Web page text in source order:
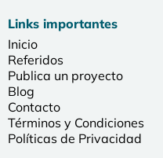
Links importantes
Inicio
Referidos
Publica un proyecto
Blog
Contacto
Términos y Condiciones
Políticas de Privacidad